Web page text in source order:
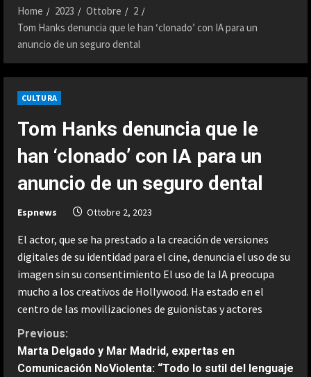
Home 2023 Ottobre
2
Tom Hanks denuncia que le han ‘clonado’ con IA para un
anuncio de un seguro dental
CULTURA
Tom Hanks denuncia que le
han ‘clonado’ con IA para un
anuncio de un seguro dental
Espnews Ottobre 2, 2023
El actor, que se ha prestado a la creación de versiones
digitales de su identidad para el cine, denuncia el uso de su
imagen sin su consentimiento El uso de la IA preocupa
mucho a los creativos de Hollywood. Ha estado en el
centro de las movilizaciones de guionistas y actores
C
o
Previous:
Marta Delgado y Mar Madrid, expertas en
Comunicación NoViolenta: “Todo lo sutil del lenguaje